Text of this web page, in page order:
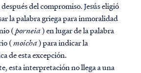
del compromiso. Jesús eligió
la palabra griega para inmoralidad
(porneia) en lugar de la palabra
(moicha) para indicar la
de esta excepción.
esta interpretación no llega a una